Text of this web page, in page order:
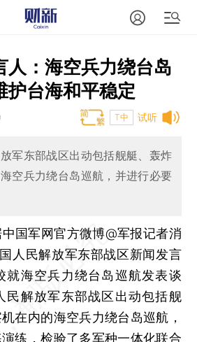
人：海空兵力绕台岛
护台海和平稳定
试听
T中
军东部战区出动包括舰艇、轰炸
空兵力绕台岛巡航，并进行必要
国军网官方微博@军报记者消
人民解放军东部战区新闻发言
就海空兵力绕台岛巡航发表谈
民解放军东部战区出动包括舰
在内的海空兵力绕台岛巡航，
练，检验了多军种一体化联合